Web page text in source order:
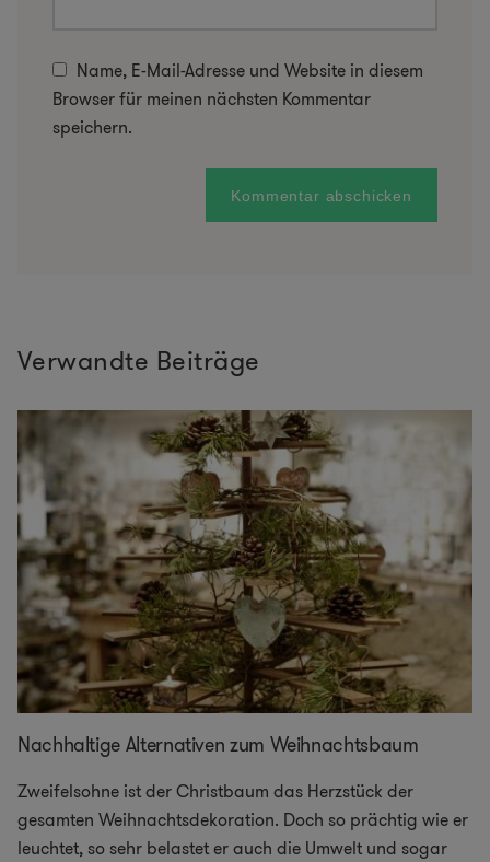
Name, E-Mail-Adresse und Website in diesem
Browser für meinen nächsten Kommentar
speichern.
Verwandte Beiträge
Nachhaltige Alternativen zum Weihnachtsbaum
Zweifelsohne ist der Christbaum das Herzstück der
gesamten Weihnachtsdekoration. Doch so prächtig wie er
leuchtet, so sehr belastet er auch die Umwelt und sogar